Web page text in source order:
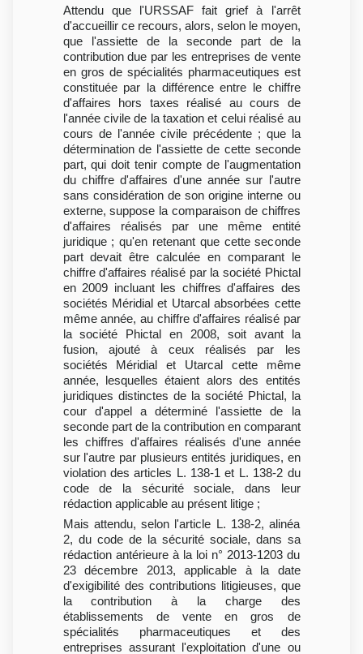
Attendu que l'URSSAF fait grief à l'arrêt
d'accueillir ce recours, alors, selon le moyen,
que l'assiette de la seconde part de la
contribution due par les entreprises de vente
en gros de spécialités pharmaceutiques est
constituée par la différence entre le chiffre
d'affaires hors taxes réalisé au cours de
l'année civile de la taxation et celui réalisé au
cours de l'année civile précédente ; que la
détermination de l'assiette de cette seconde
part, qui doit tenir compte de l'augmentation
du chiffre d'affaires d'une année sur l'autre
sans considération de son origine interne ou
externe, suppose la comparaison de chiffres
d'affaires réalisés par une même entité
juridique ; qu'en retenant que cette seconde
part devait être calculée en comparant le
chiffre d'affaires réalisé par la société Phictal
en 2009 incluant les chiffres d'affaires des
sociétés Méridial et Utarcal absorbées cette
même année, au chiffre d'affaires réalisé par
la société Phictal en 2008, soit avant la
fusion, ajouté à ceux réalisés par les
sociétés Méridial et Utarcal cette même
année, lesquelles étaient alors des entités
juridiques distinctes de la société Phictal, la
cour d'appel a déterminé l'assiette de la
seconde part de la contribution en comparant
les chiffres d'affaires réalisés d'une année
sur l'autre par plusieurs entités juridiques, en
violation des articles L. 138-1 et L. 138-2 du
code de la sécurité sociale, dans leur
rédaction applicable au présent litige ;
Mais attendu, selon l'article L. 138-2, alinéa
2, du code de la sécurité sociale, dans sa
rédaction antérieure à la loi n° 2013-1203 du
23 décembre 2013, applicable à la date
d'exigibilité des contributions litigieuses, que
la contribution à la charge des
établissements de vente en gros de
spécialités pharmaceutiques et des
entreprises assurant l'exploitation d'une ou